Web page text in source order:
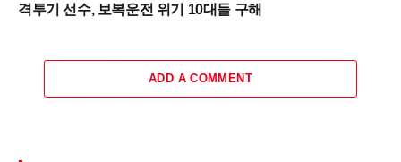
격투기 선수, 보복운전 위기 10대들 구해
ADD A COMMENT